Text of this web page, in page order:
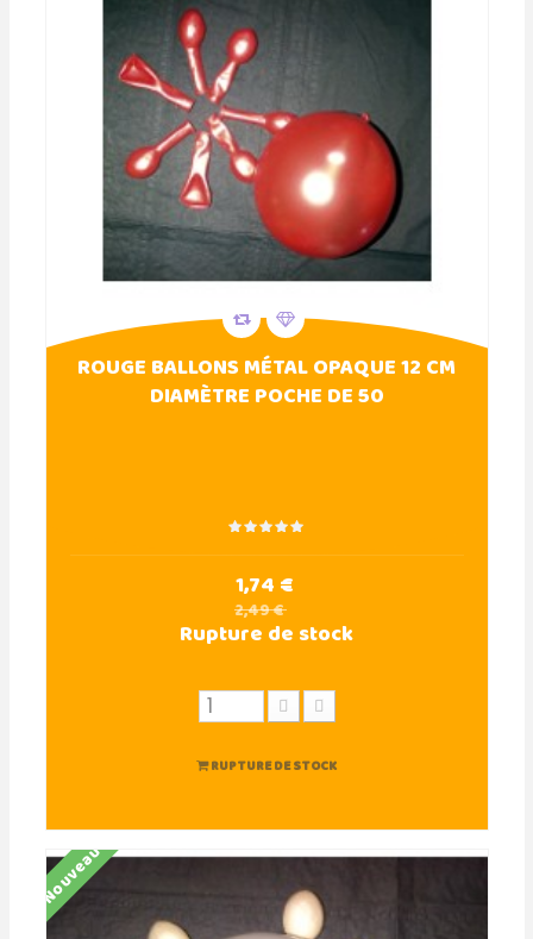
ROUGE BALLONS MÉTAL OPAQUE 12 CM
DIAMÈTRE POCHE DE 50
1,74 €
2,49 €
Rupture de stock
RUPTURE DE STOCK
Nouveau